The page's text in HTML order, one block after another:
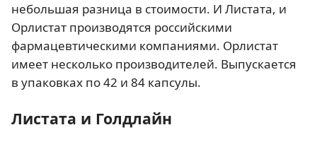
небольшая разница в стоимости. И Листата, и
Орлистат производятся российскими
фармацевтическими компаниями. Орлистат
имеет несколько производителей. Выпускается
в упаковках по 42 и 84 капсулы.
Листата и Голдлайн